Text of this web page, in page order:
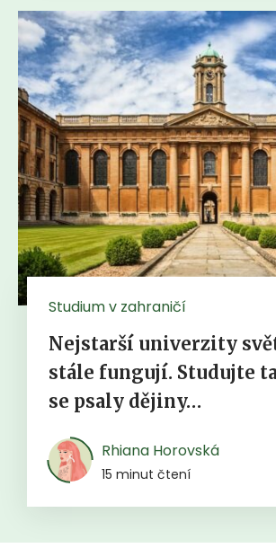
Studium v zahraničí
Nejstarší univerzity
stále fungují. Studujte
se psaly dějiny…
Rhiana Horovská
15 minut čtení